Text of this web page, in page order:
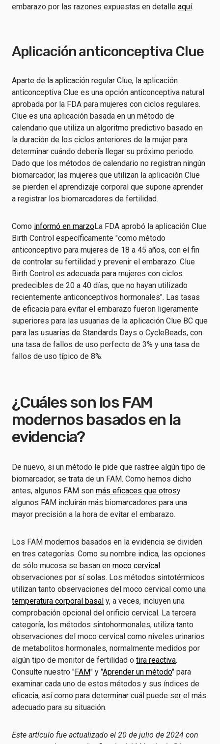
embarazo por las razones expuestas en detalle aquí.
Aplicación anticonceptiva Clue
Aparte de la aplicación regular Clue, la aplicación
anticonceptiva Clue es una opción anticonceptiva natural
aprobada por la FDA para mujeres con ciclos regulares.
Clue es una aplicación basada en un método de
calendario que utiliza un algoritmo predictivo basado en
la duración de los ciclos anteriores de la mujer para
determinar cuándo debería llegar su próximo periodo.
Dado que los métodos de calendario no registran ningún
biomarcador, las mujeres que utilizan la aplicación Clue
se pierden el aprendizaje corporal que supone aprender
a registrar los biomarcadores de fertilidad.
Como informó en marzoLa FDA aprobó la aplicación Clue
Birth Control específicamente "como método
anticonceptivo para mujeres de 18 a 45 años, con el fin
de controlar su fertilidad y prevenir el embarazo. Clue
Birth Control es adecuada para mujeres con ciclos
predecibles de 20 a 40 días, que no hayan utilizado
recientemente anticonceptivos hormonales". Las tasas
de eficacia para evitar el embarazo fueron ligeramente
superiores para las usuarias de la aplicación Clue BC que
para las usuarias de Standards Days o CycleBeads, con
una tasa de fallos de uso perfecto de 3% y una tasa de
fallos de uso típico de 8%.
¿Cuáles son los FAM
modernos basados en la
evidencia?
De nuevo, si un método le pide que rastree algún tipo de
biomarcador, se trata de un FAM. Como hemos dicho
antes, algunos FAM son más eficaces que otrosy
algunos FAM incluirán más biomarcadores para una
mayor precisión a la hora de evitar el embarazo.
Los FAM modernos basados en la evidencia se dividen
en tres categorías. Como su nombre indica, las opciones
de sólo mucosa se basan en moco cervical
observaciones por sí solas. Los métodos sintotérmicos
utilizan tanto observaciones del moco cervical como una
temperatura corporal basal y, a veces, incluyen una
comprobación opcional del orificio cervical. La tercera
categoría, los métodos sintohormonales, utiliza tanto
observaciones del moco cervical como niveles urinarios
de metabolitos hormonales, normalmente medidos por
algún tipo de monitor de fertilidad o tira reactiva.
Consulte nuestro "FAM" y "Aprender un método" para
examinar cada uno de estos métodos y sus índices de
eficacia, así como para determinar cuál puede ser el más
adecuado para su situación.
Este artículo fue actualizado el 20 de julio de 2024 con